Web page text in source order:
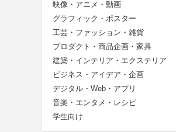
映像・アニメ・動画
グラフィック・ポスター
工芸・ファッション・雑貨
プロダクト・商品企画・家具
建築・インテリア・エクステリア
ビジネス・アイデア・企画
デジタル・Web・アプリ
音楽・エンタメ・レシピ
学生向け